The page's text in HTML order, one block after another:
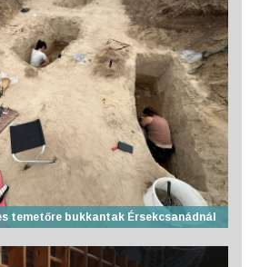
temetőre bukkantak Érsekcsanádnál